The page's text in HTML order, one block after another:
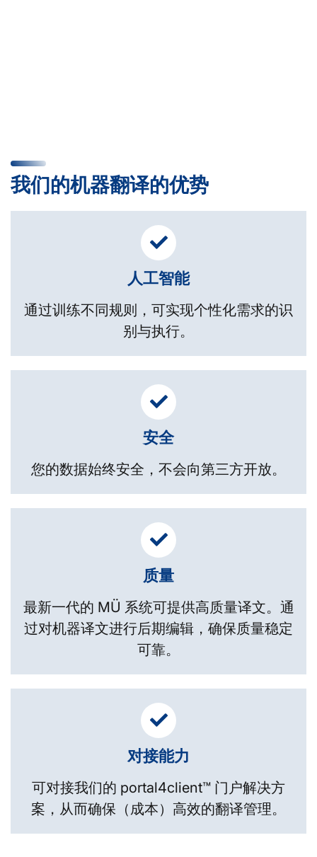
我们的机器翻译的优势
人工智能
通过训练不同规则，可实现个性化需求的识
别与执行。
安全
您的数据始终安全，不会向第三方开放。
质量
最新一代的 MÜ 系统可提供高质量译文。通
过对机器译文进行后期编辑，确保质量稳定
可靠。
对接能力
可对接我们的 portal4client™ 门户解决方
案，从而确保（成本）高效的翻译管理。